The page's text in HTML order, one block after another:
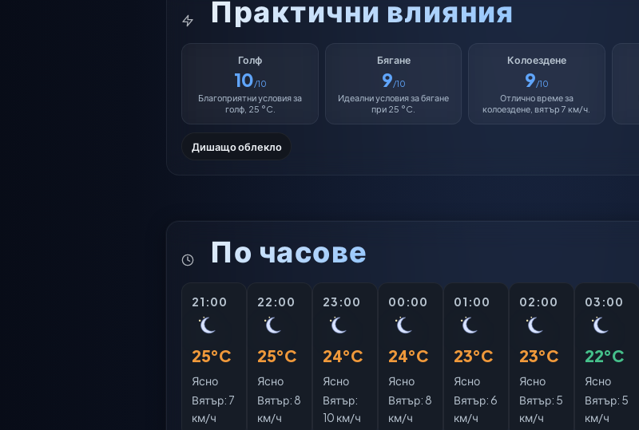
Практични влияния
Голф
10/10
Благоприятни условия за
голф, 25 °C.
Бягане
9/10
Идеални условия за бягане
при 25 °C.
Колоездене
9/10
Отлично време за
колоездене, вятър 7 км/ч.
Дишащо облекло
По часове
21:00
25°C
Ясно
Вятър: 7
км/ч
22:00
25°C
Ясно
Вятър: 8
км/ч
23:00
24°C
Ясно
Вятър:
10 км/ч
00:00
24°C
Ясно
Вятър: 8
км/ч
01:00
23°C
Ясно
Вятър: 6
км/ч
02:00
23°C
Ясно
Вятър: 5
км/ч
03:00
22°C
Ясно
Вятър: 5
км/ч